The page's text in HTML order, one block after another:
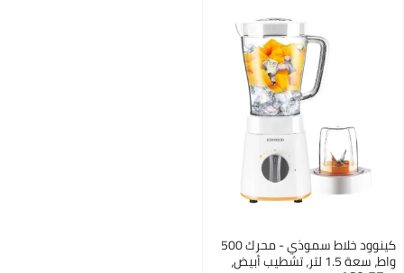
كينوود خلاط سموذي - محرك 500
واط، سعة 1.5 لتر، تشطيب أبيض،